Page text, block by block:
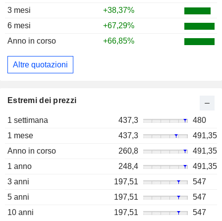
3 mesi
+38,37%
6 mesi
+67,29%
Anno in corso
+66,85%
Altre quotazioni
Estremi dei prezzi
1 settimana 437,3
480
1 mese
437,3
491,35
Anno in corso
260,8
491,35
1 anno
248,4
491,35
3 anni
197,51
547
5 anni
197,51
547
10 anni
197,51 547